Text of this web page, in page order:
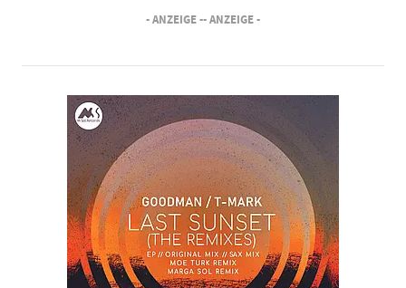
- ANZEIGE -- ANZEIGE -